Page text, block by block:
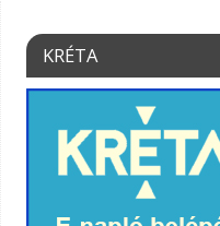
KRÉTA